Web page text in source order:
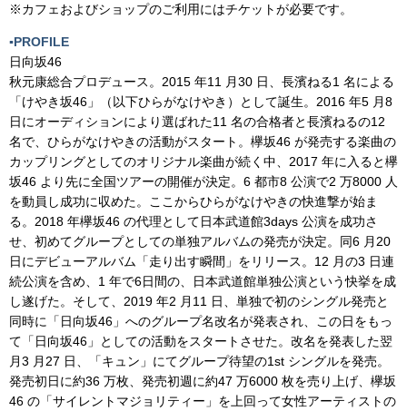
※カフェおよびショップのご利用にはチケットが必要です。
▪️PROFILE
日向坂46
秋元康総合プロデュース。2015 年11 月30 日、⾧濱ねる1 名による
「けやき坂46」（以下ひらがなけやき）として誕生。2016 年5 月8
日にオーディションにより選ばれた11 名の合格者と⾧濱ねるの12
名で、ひらがなけやきの活動がスタート。欅坂46 が発売する楽曲の
カップリングとしてのオリジナル楽曲が続く中、2017 年に入ると欅
坂46 より先に全国ツアーの開催が決定。6 都市8 公演で2 万8000 人
を動員し成功に収めた。ここからひらがなけやきの快進撃が始ま
る。2018 年欅坂46 の代理として日本武道館3days 公演を成功さ
せ、初めてグループとしての単独アルバムの発売が決定。同6 月20
日にデビューアルバム「走り出す瞬間」をリリース。12 月の3 日連
続公演を含め、1 年で6日間の、日本武道館単独公演という快挙を成
し遂げた。そして、2019 年2 月11 日、単独で初のシングル発売と
同時に「日向坂46」へのグループ名改名が発表され、この日をもっ
て「日向坂46」としての活動をスタートさせた。改名を発表した翌
月3 月27 日、「キュン」にてグループ待望の1st シングルを発売。
発売初日に約36 万枚、発売初週に約47 万6000 枚を売り上げ、欅坂
46 の「サイレントマジョリティー」を上回って女性アーティストの